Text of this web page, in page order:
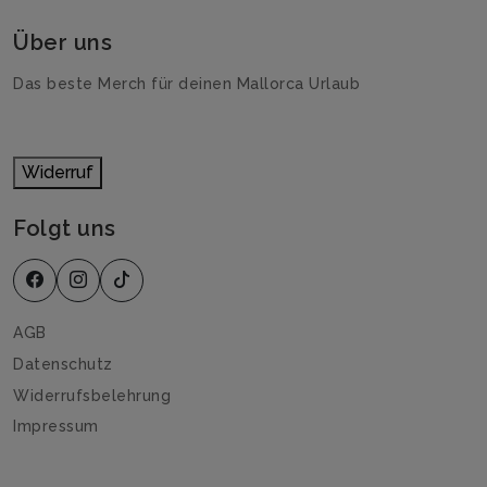
Über uns
Das beste Merch für deinen Mallorca Urlaub
Widerruf
Folgt uns
AGB
Datenschutz
Widerrufsbelehrung
Impressum